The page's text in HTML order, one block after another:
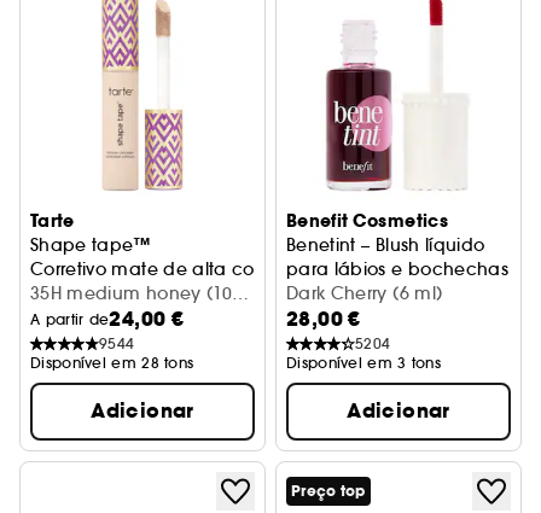
Tarte
Shape tape™
Corretivo mate de alta cobertura
35H medium honey (10
ml)
A partir de24,00 €
9544
Disponível em 28 tons
Adicionar
Benefit Cosmetics
Benetint – Blush líquido
para lábios e bochechas
Dark Cherry (6 ml)
28,00 €
5204
Disponível em 3 tons
Adicionar
Preço top